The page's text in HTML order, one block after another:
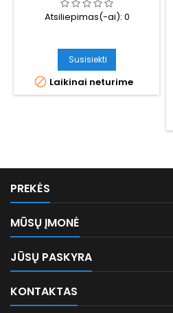
Atsiliepimas(-ai): 0
Susisiekti
 Laikinai neturime
PREKĖS
MŪSŲ ĮMONĖ
JŪSŲ PASKYRA
KONTAKTAS